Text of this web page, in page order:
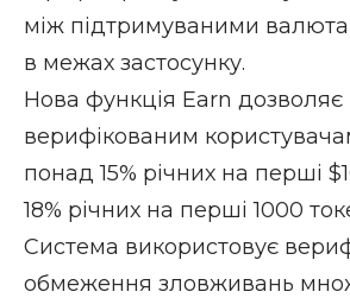
між підтримуваними
в межах застосунку.
Нова функція Earn дозволяє
верифікованим
понад 15% річних на перші
18% річних на перші 1000
Система використовує
обмеження зловживань